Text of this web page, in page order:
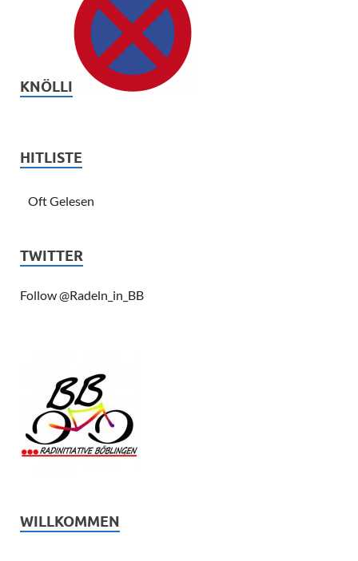
KNÖLLI
HITLISTE
Oft Gelesen
TWITTER
Follow @Radeln_in_BB
WILLKOMMEN